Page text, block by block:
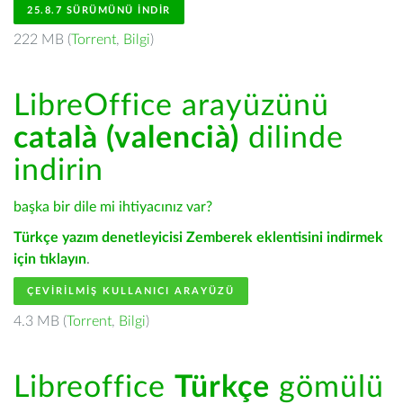
25.8.7 SÜRÜMÜNÜ İNDIR
222 MB (Torrent, Bilgi)
LibreOffice arayüzünü
català (valencià) dilinde
indirin
başka bir dile mi ihtiyacınız var?
Türkçe yazım denetleyicisi Zemberek eklentisini indirmek
için tıklayın.
ÇEVIRILMIŞ KULLANICI ARAYÜZÜ
4.3 MB (Torrent, Bilgi)
Libreoffice Türkçe gömülü